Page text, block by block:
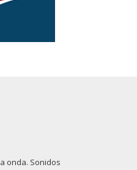
onda. Sonidos